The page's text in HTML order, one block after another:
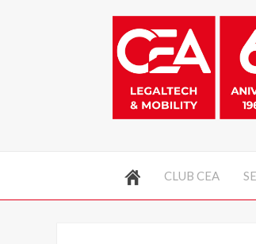
CLUB CEA